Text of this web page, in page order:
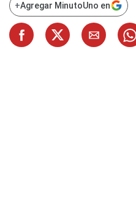
+Agregar MinutoUno en